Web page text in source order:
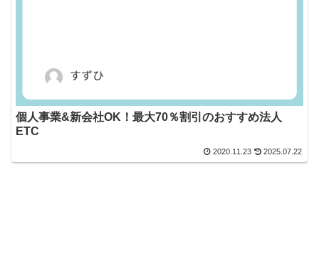
個人事業&新会社OK！最大70％割引のおすすめ法人
ETC
2020.11.23 2025.07.22